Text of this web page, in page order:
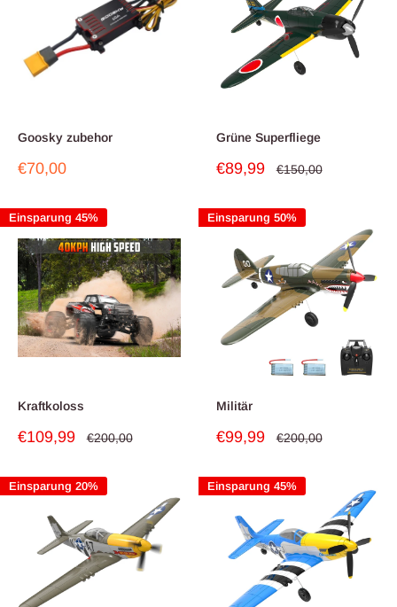
Goosky zubehor
Sonderpreis
€70,00
Grüne Superfliege
Sonderpreis
€89,99 Normalpreis
€150,00
Einsparung 45%
Kraftkoloss
Sonderpreis
€109,99 Normalpreis
€200,00
Einsparung 50%
Militär
Sonderpreis
€99,99 Normalpreis
€200,00
Einsparung 20% Einsparung 45%